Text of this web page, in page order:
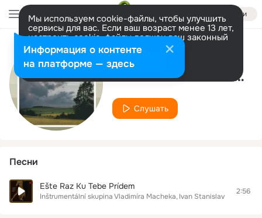
Войти
Мы используем cookie-файлы, чтобы улучшить
сервисы для вас. Если ваш возраст менее 13 лет,
настроить cookie-файлы должен ваш законный
представитель. Больше информации
Разрешить все Настроить
Исполнитель
Inštrumentální skupina Vladimíra Macheka
Слушать
Песни
Ešte Raz Ku Tebe Prídem
Inštrumentální skupina Vladimíra Macheka Ivan Stanislav
2:56
Информация о контенте
на платформе — здесь